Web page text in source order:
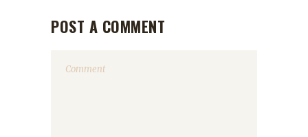
POST A COMMENT